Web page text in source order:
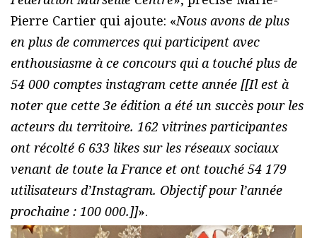
Pierre Cartier qui ajoute: «Nous avons de plus
en plus de commerces qui participent avec
enthousiasme à ce concours qui a touché plus de
54 000 comptes instagram cette année [[Il est à
noter que cette 3e édition a été un succès pour les
acteurs du territoire. 162 vitrines participantes
ont récolté 6 633 likes sur les réseaux sociaux
venant de toute la France et ont touché 54 179
utilisateurs d’Instagram. Objectif pour l’année
prochaine : 100 000.]]».